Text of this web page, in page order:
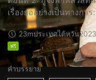
เรื่องย่ออย่างเป็นทางการ
23mประเทศไต้หวัน2023
ฟรี
คำบรรยาย